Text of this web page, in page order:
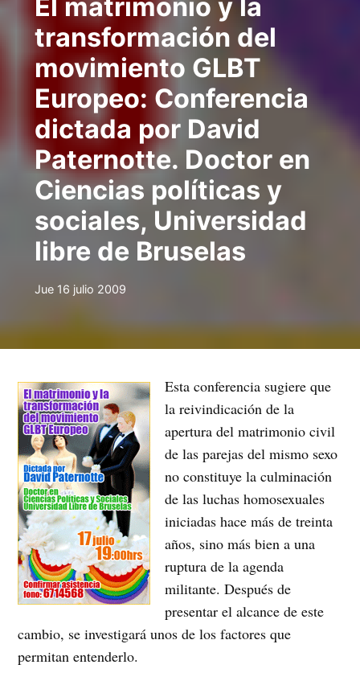
El matrimonio y la
transformación del
movimiento GLBT
Europeo: Conferencia
dictada por David
Paternotte. Doctor en
Ciencias políticas y
sociales, Universidad
libre de Bruselas
Jue 16 julio 2009
Esta conferencia sugiere que
la reivindicación de la
apertura del matrimonio civil
de las parejas del mismo sexo
no constituye la culminación
de las luchas homosexuales
iniciadas hace más de treinta
años, sino más bien a una
ruptura de la agenda
militante. Después de
presentar el alcance de este
cambio, se investigará unos de los factores que
permitan entenderlo.